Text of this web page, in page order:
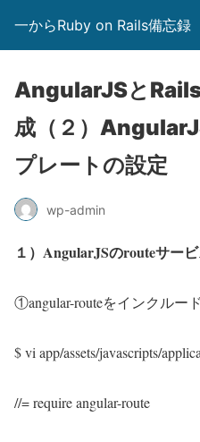
一からRuby on Rails備忘録
AngularJSと
成（２）
プレートの設定
wp-admin
１）AngularJSのrouteサー
①angular-routeをインクルード
$ vi app/assets/javascripts/
//= require angular-route